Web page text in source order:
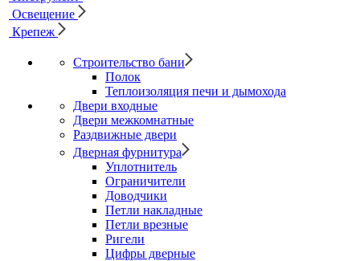
Освещение
Крепеж
Строительство бани
Полок
Теплоизоляция печи и дымохода
Двери входные
Двери межкомнатные
Раздвижные двери
Дверная фурнитура
Уплотнитель
Ограничители
Доводчики
Петли накладные
Петли врезные
Ригели
Цифры дверные